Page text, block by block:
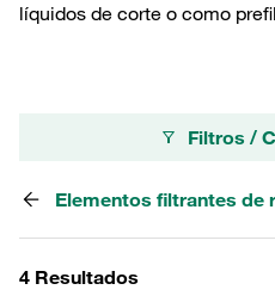
líquidos de corte o como
Filtros /
Elementos filtrantes de
4 Resultados